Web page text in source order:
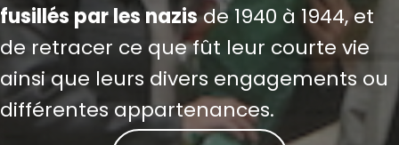
fusillés par les nazisde 1940 à 1944, et
de retracer ce que fût leur courte vie
ainsi que leurs divers engagements ou
différentes appartenances.